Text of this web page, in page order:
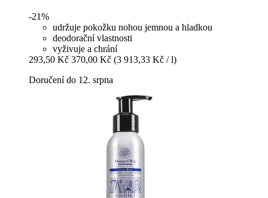
-21%
udržuje pokožku nohou jemnou a hladkou
deodorační vlastnosti
vyživuje a chrání
293,50 Kč 370,00 Kč (3 913,33 Kč / l)
Doručení do 12. srpna